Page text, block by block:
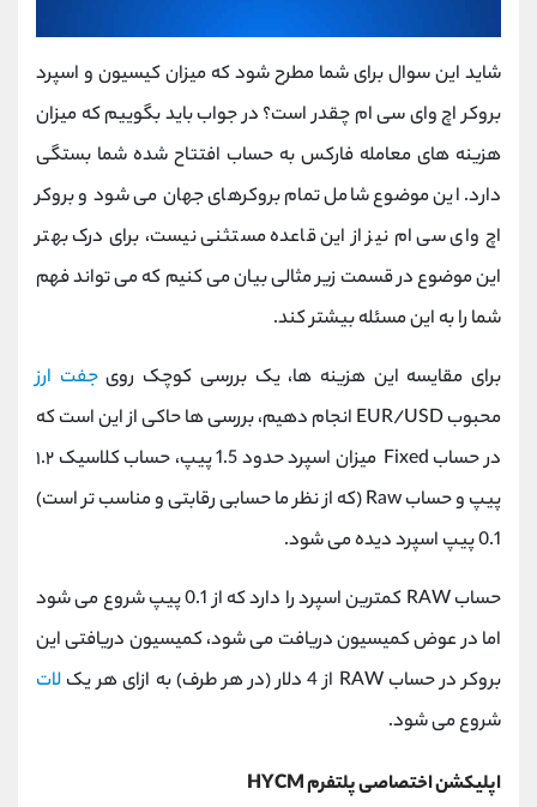
شاید این سوال برای شما مطرح شود که میزان کیسیون و اسپرد
بروکر اچ وای سی ام چقدر است؟ در جواب باید بگوییم که میزان
هزینه های معامله فارکس به حساب افتتاح شده شما بستگی
دارد. این موضوع شامل تمام بروکرهای جهان می شود و بروکر
اچ وای سی ام نیز از این قاعده مستثنی نیست، برای درک بهتر
این موضوع در قسمت زیر مثالی بیان می کنیم که می تواند فهم
شما را به این مسئله بیشتر کند.
برای مقایسه این هزینه‌ ها، یک بررسی کوچک رویجفت ‌ارز
محبوبEUR/USD انجام دهیم، بررسی‌ ها حاکی از این است که
در حساب Fixed
میزان اسپرد حدود 1.5 پیپ، حساب کلاسیک ۱.۲
پیپ و حسابRaw(که از نظر ما حسابی رقابتی و مناسب ‌تر است)
0.1 پیپ اسپرد دیده می ‌شود
.
حسابRAW
کمترین اسپرد را دارد که از 0.1 پیپ شروع می ‌شود
اما در عوض کمیسیون دریافت می‌ شود، کمیسیون دریافتی این
بروکر در حساب RAW از 4 دلار (در هر طرف) به ازای هر یک
لات
شروع می ‌شود.
اپلیکشن اختصاصی پلتفرمHYCM